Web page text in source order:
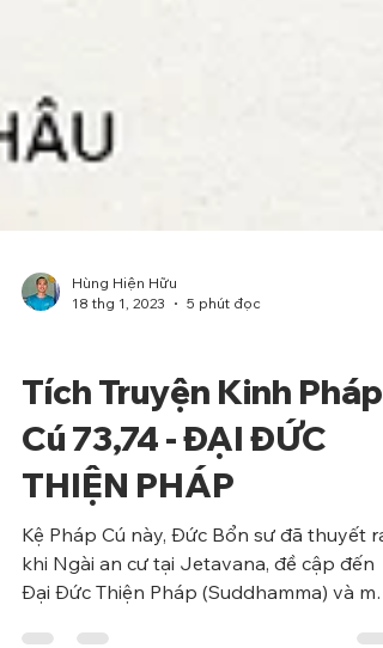
Hùng Hiện Hữu
18 thg 1, 2023
5 phút đọc
Phẩm Ngu
Tích Truyện Kinh Pháp
Cú 73,74 - ĐẠI ĐỨC
THIỆN PHÁP
Kệ Pháp Cú này, Đức Bổn sư đã thuyết ra